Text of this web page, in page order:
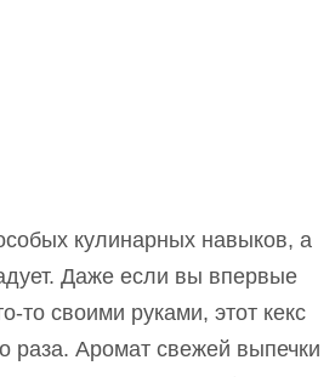
кулинарных навыков, а
Даже если вы впервые
то своими руками, этот кекс
раза. Аромат свежей выпечки